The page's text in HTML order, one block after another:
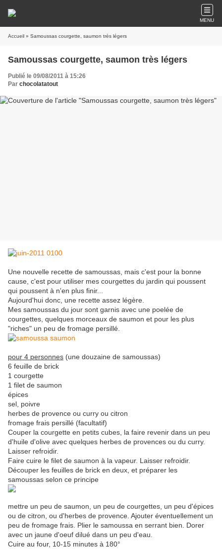
MENU
Accueil » Samoussas courgette, saumon très légers
Samoussas courgette, saumon très légers
Publié le 09/08/2011 à 15:26
Par chocolatatout
Une nouvelle recette de samoussas, mais c'est pour la bonne
cause, c'est pour utiliser mes courgettes du jardin qui poussent
qui poussent à n'en plus finir...
Aujourd'hui donc, une recette assez légère.
Mes samoussas du jour sont garnis avec une poelée de
courgettes, quelques morceaux de saumon et pour les plus
"riches" un peu de fromage persillé.
pour 4 personnes (une douzaine de samoussas)
6 feuille de brick
1 courgette
1 filet de saumon
épices
sel, poivre
herbes de provence ou curry ou citron
fromage frais persillé (facultatif)
Couper la courgette en petits cubes, la faire revenir dans un peu
d'huile d'olive avec quelques herbes de provences ou du curry.
Laisser refroidir.
Faire cuire le filet de saumon à la vapeur. Laisser refroidir.
Découper les feuilles de brick en deux, et préparer les
samoussas selon ce principe
mettre un peu de saumon, un peu de courgettes, un peu d'épices
ou de citron, ou d'herbes de provence. Ajouter éventuellement un
peu de fromage frais. Plier le samoussa en serrant bien. Dorer
avec un jaune d'oeuf dilué dans un peu d'eau.
Cuire au four, 10-15 minutes à 180°